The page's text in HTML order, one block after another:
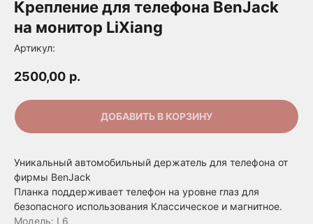
Крепление для телефона BenJack
на монитор LiXiang
Артикул:
2500,00 р.
ДОБАВИТЬ В КОРЗИНУ
Уникальный автомобильный держатель для телефона от
фирмы BenJack
Планка поддерживает телефон на уровне глаз для
безопасного использования Классическое и магнитное.
Модель: L6